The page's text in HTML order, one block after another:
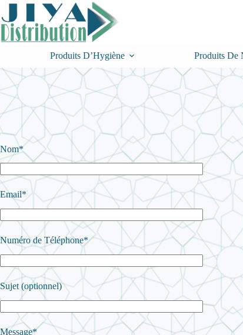
Passer
au
contenu
Produits D’Hygiène Produits De
Nom*
Email*
Numéro de Téléphone*
Sujet (optionnel)
Message*